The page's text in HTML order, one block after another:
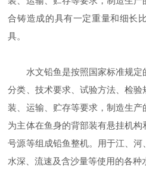
合铸造成的具有一定重量和细长
具。
水文铅鱼是按照国家标准规定
分类、技术要求、试验方法、检
装、运输、贮存等要求，制造生
为主体在鱼身的背部装有悬挂机
号源等组成铅鱼整机。用于江、河
水深、流速及含沙量等使用的各种